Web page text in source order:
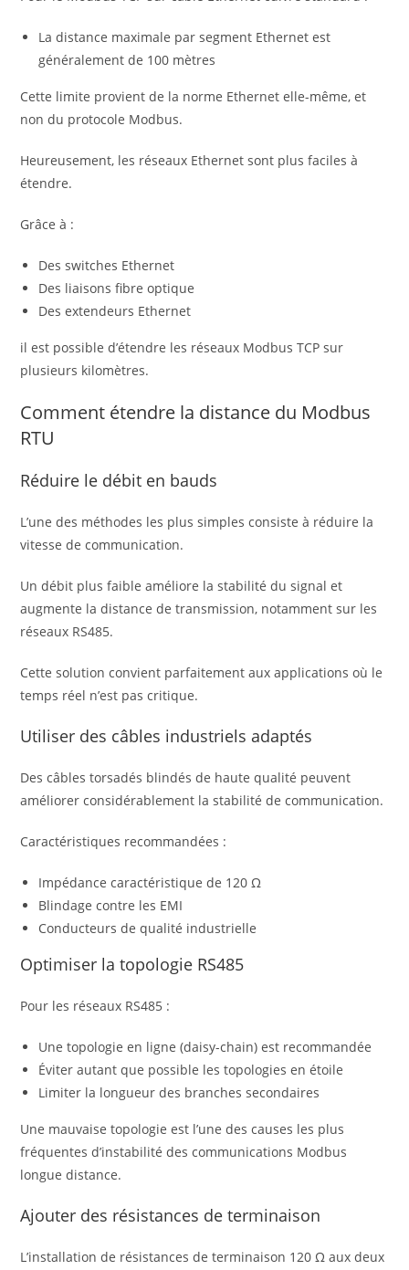
La distance maximale par segment Ethernet est
généralement de 100 mètres
Cette limite provient de la norme Ethernet elle-même, et
non du protocole Modbus.
Heureusement, les réseaux Ethernet sont plus faciles à
étendre.
Grâce à :
Des switches Ethernet
Des liaisons fibre optique
Des extendeurs Ethernet
il est possible d’étendre les réseaux Modbus TCP sur
plusieurs kilomètres.
Comment étendre la distance du Modbus
RTU
Réduire le débit en bauds
L’une des méthodes les plus simples consiste à réduire la
vitesse de communication.
Un débit plus faible améliore la stabilité du signal et
augmente la distance de transmission, notamment sur les
réseaux RS485.
Cette solution convient parfaitement aux applications où le
temps réel n’est pas critique.
Utiliser des câbles industriels adaptés
Des câbles torsadés blindés de haute qualité peuvent
améliorer considérablement la stabilité de communication.
Caractéristiques recommandées :
Impédance caractéristique de 120 Ω
Blindage contre les EMI
Conducteurs de qualité industrielle
Optimiser la topologie RS485
Pour les réseaux RS485 :
Une topologie en ligne (daisy-chain) est recommandée
Éviter autant que possible les topologies en étoile
Limiter la longueur des branches secondaires
Une mauvaise topologie est l’une des causes les plus
fréquentes d’instabilité des communications Modbus
longue distance.
Ajouter des résistances de terminaison
L’installation de résistances de terminaison 120 Ω aux deux